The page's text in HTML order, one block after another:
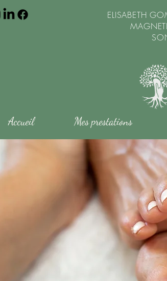
ELISABETH
Accueil Mes prestations